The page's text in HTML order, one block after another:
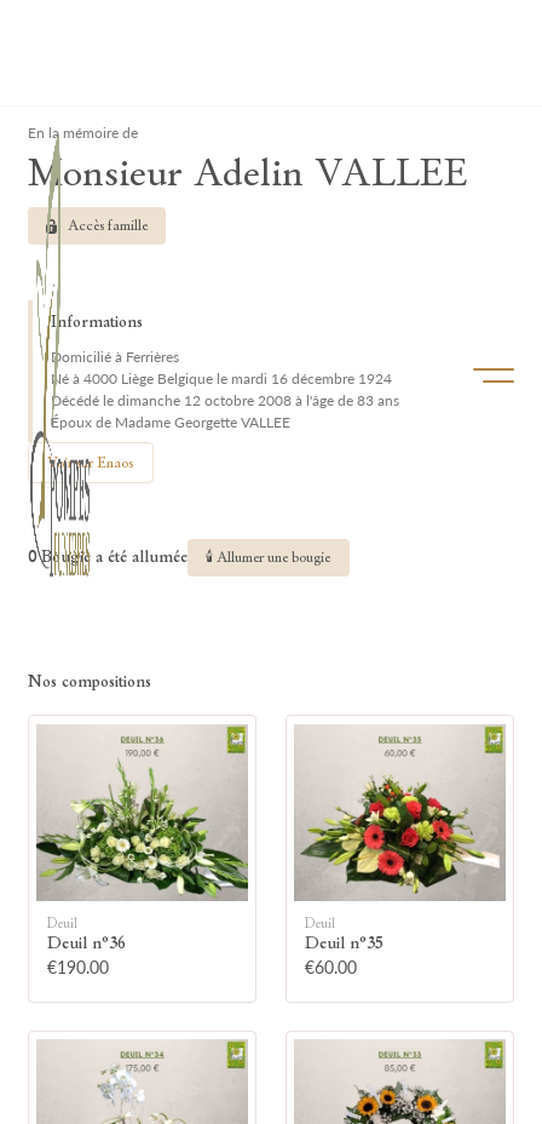
Ouvrir/
En la mémoire de
Monsieur Adelin VALLEE
Accès famille
Informations
Domicilié à Ferrières
Né à 4000 Liège Belgique le mardi 16 décembre 1924
Décédé le dimanche 12 octobre 2008 à l'âge de 83 ans
Époux de Madame Georgette VALLEE
Voir sur Enaos
0 Bougie a été allumée 🕯 Allumer une bougie
Nos compositions
Deuil
Deuil n°36
€190.00
Deuil
Deuil n°35
€60.00